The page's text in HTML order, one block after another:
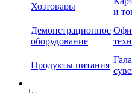
Хозтовары
и
Демонстрационное
оборудование
Продукты питания